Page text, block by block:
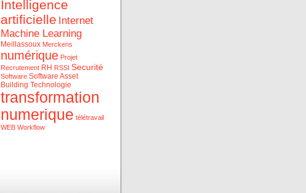
Intelligence
artificielle Internet
Machine Learning
Meillassoux Merckens
numérique Projet
Recrutement RH RSSI Securité
Software Software Asset
Building Technologie
transformation
numerique télétravail
WEB Workflow